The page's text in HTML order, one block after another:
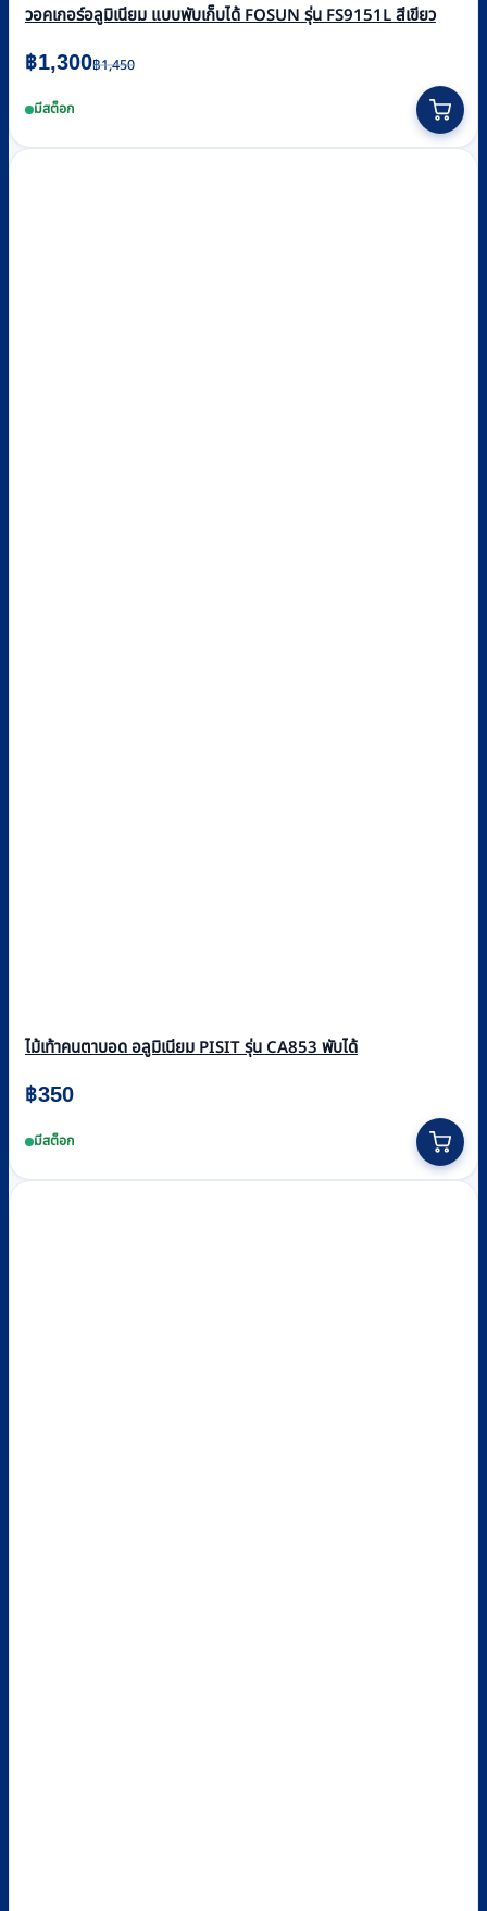
วอคเกอร์อลูมิเนียม แบบพับเก็บได้ FOSUN รุ่น FS9151L สีเขียว
฿1,450
Original
was:
฿1,450.
฿1,300
Current
is:
฿1,300.
มีสต็อก
ไม้เท้าคนตาบอด อลูมิเนียม PISIT รุ่น CA853 พับได้
฿350
มีสต็อก